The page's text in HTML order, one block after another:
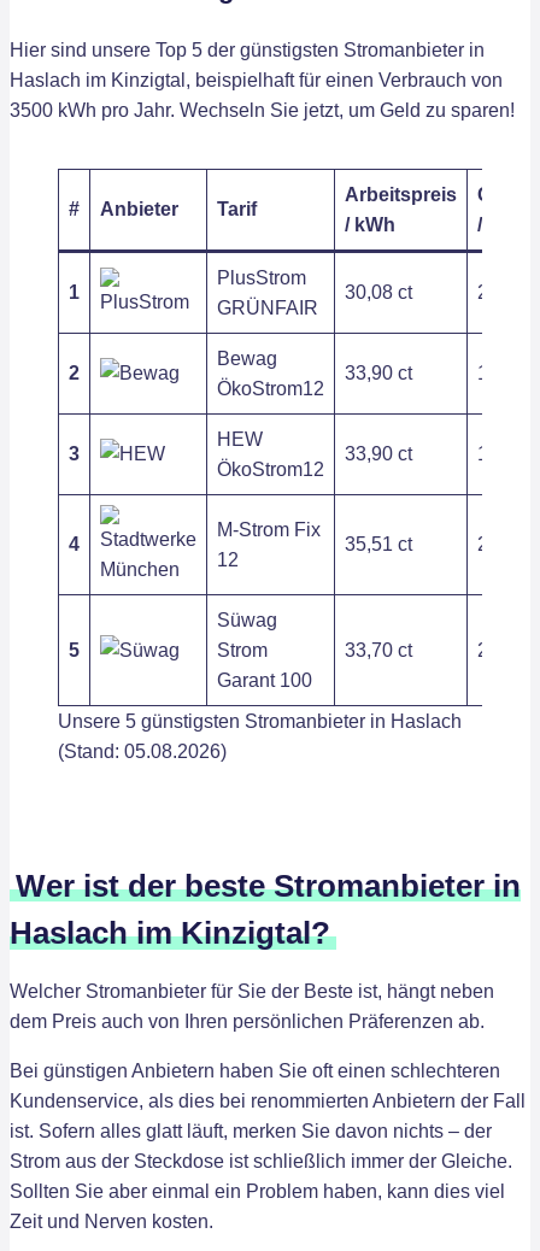
Hier sind unsere Top 5 der günstigsten Stromanbieter in
Haslach im Kinzigtal, beispielhaft für einen Verbrauch von
3500 kWh pro Jahr. Wechseln Sie jetzt, um Geld zu sparen!
# Anbieter Tarif
Arbeitspreis
/ kWh
/ Jahr
1
PlusStrom
GRÜNFAIR
30,08 ct 211,02
2
Bewag
ÖkoStrom12
33,90 ct 166,80
3
HEW
ÖkoStrom12
33,90 ct 166,80
4
M-Strom Fix
12
35,51 ct 245,50
5
Süwag
Strom
Garant 100
33,70 ct 243,00
Unsere 5 günstigsten Stromanbieter in Haslach
(Stand: 05.08.2026)
Wer ist der beste Stromanbieter in
Haslach im Kinzigtal?
Welcher Stromanbieter für Sie der Beste ist, hängt neben
dem Preis auch von Ihren persönlichen Präferenzen ab.
Bei günstigen Anbietern haben Sie oft einen schlechteren
Kundenservice, als dies bei renommierten Anbietern der Fall
ist. Sofern alles glatt läuft, merken Sie davon nichts – der
Strom aus der Steckdose ist schließlich immer der Gleiche.
Sollten Sie aber einmal ein Problem haben, kann dies viel
Zeit und Nerven kosten.